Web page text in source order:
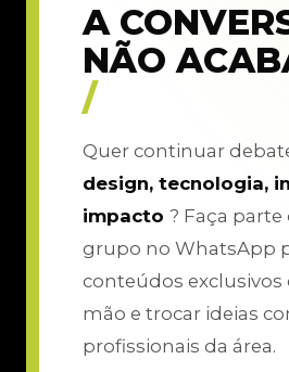
A
NÃO
/
Quer continuar
design, tecnologia,
impacto ? Faça parte
grupo no WhatsApp
conteúdos exclusivos
mão e trocar ideias
profissionais da área.